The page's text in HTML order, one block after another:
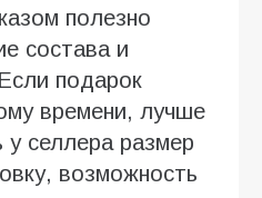
полезно
состава и
подарок
времени, лучше
у селлера размер
возможность